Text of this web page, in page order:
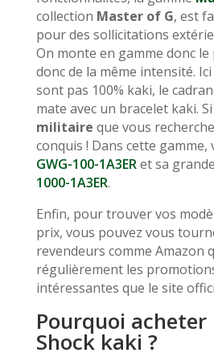
collection Master of G, est
pour des sollicitations
On monte en gamme donc
donc de la même intensité.
sont pas 100% kaki, le
mate avec un bracelet kaki. Si
militaire que vous
conquis ! Dans cette
GWG-100-1A3ERet sa
1000-1A3ER.
Enfin, pour trouver vos
prix, vous pouvez vous
revendeurs comme Amazon
régulièrement les
intéressantes que le site
Pourquoi acheter
Shock kaki ?